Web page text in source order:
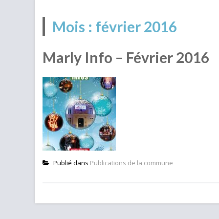
Mois : février 2016
Marly Info – Février 2016
Publié dans Publications de la commune